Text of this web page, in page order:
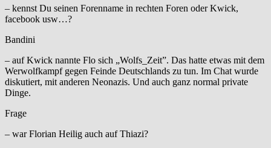
– kennst Du seinen Forenname in rechten Foren oder Kwick,
facebook usw…?
Bandini
– auf Kwick nannte Flo sich „Wolfs_Zeit”. Das hatte etwas mit dem
Werwolfkampf gegen Feinde Deutschlands zu tun. Im Chat wurde
diskutiert, mit anderen Neonazis. Und auch ganz normal private
Dinge.
Frage
– war Florian Heilig auch auf Thiazi?